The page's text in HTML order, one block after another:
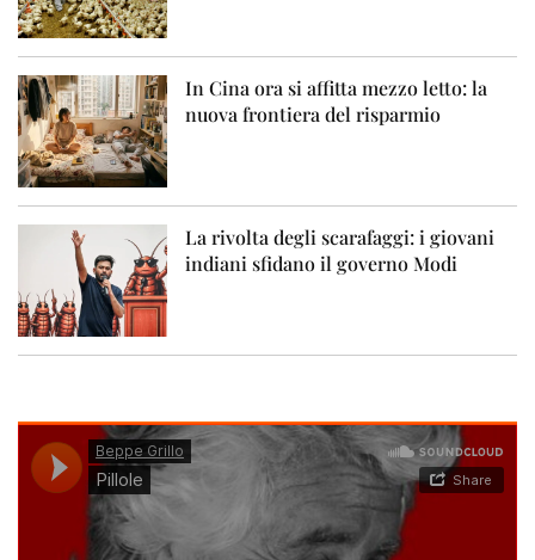
In Cina ora si affitta mezzo letto: la
nuova frontiera del risparmio
La rivolta degli scarafaggi: i giovani
indiani sfidano il governo Modi